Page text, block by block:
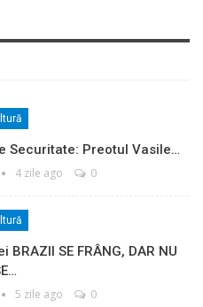
Securitate: Preotul Vasile…
4 zile ago 0
SE FRÂNG, DAR NU
5 zile ago 0